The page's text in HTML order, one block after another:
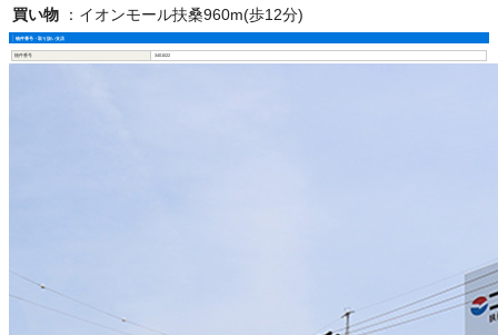
買い物
： イオンモール扶桑960m(歩12分)
物件番号・取り扱い支店
物件番号 3401022